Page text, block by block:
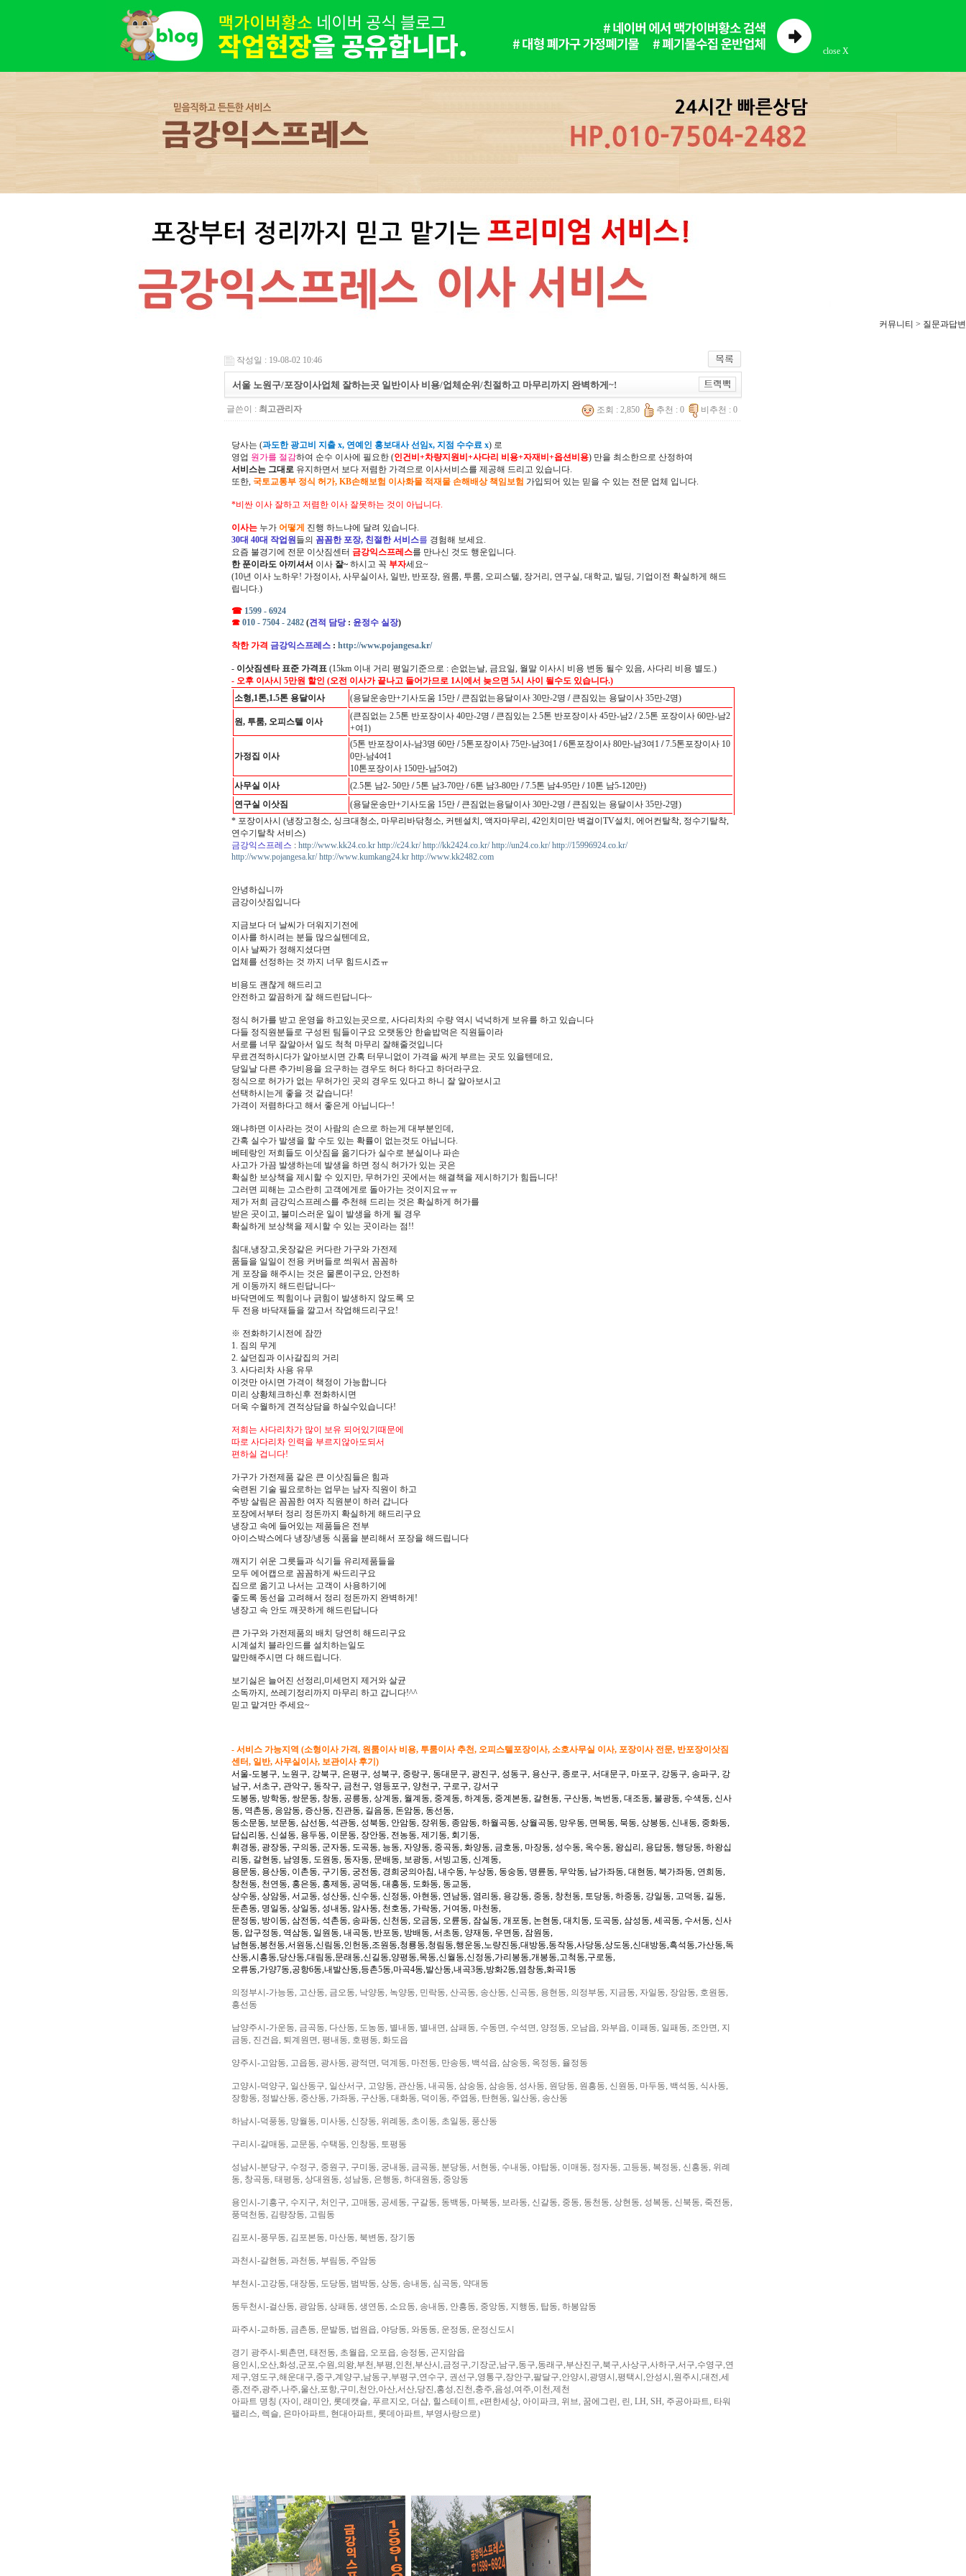
close X
커뮤니티 > 질문과답변
작성일 : 19-08-02 10:46
서울 노원구/포장이사업체 잘하는곳 일반이사 비용/업체순위/친절하고 마무리까지 완벽하게~!
글쓴이 : 최고관리자 조회 : 2,850 추천 : 0 비추천 : 0
당사는 (과도한 광고비 지출 x, 연예인 홍보대사 선임x, 지점 수수료 x) 로
영업 원가를 절감하여 순수 이사에 필요한 (인건비+차량지원비+사다리 비용+자재비+옵션비용) 만을 최소한으로 산정하여
서비스는 그대로 유지하면서 보다 저렴한 가격으로 이사서비스를 제공해 드리고 있습니다.
또한, 국토교통부 정식 허가, KB손해보험 이사화물 적재물 손해배상 책임보험 가입되어 있는 믿을 수 있는 전문 업체 입니다.
*비싼 이사 잘하고 저렴한 이사 잘못하는 것이 아닙니다.
이사는 누가 어떻게 진행 하느냐에 달려 있습니다.
30대 40대 작업원들의 꼼꼼한 포장, 친절한 서비스를 경험해 보세요.
요즘 불경기에 전문 이삿짐센터 금강익스프레스를 만나신 것도 행운입니다.
한 푼이라도 아끼셔서 이사 잘~ 하시고 꼭 부자세요~
(10년 이사 노하우! 가정이사, 사무실이사, 일반, 반포장, 원룸, 투룸, 오피스텔, 장거리, 연구실, 대학교, 빌딩, 기업이전 확실하게 해드
립니다.)
☎ 1599 - 6924
☎ 010 - 7504 - 2482 (견적 담당 : 윤정수 실장)
착한 가격 금강익스프레스 : http://www.pojangesa.kr/
- 이삿짐센타 표준 가격표 (15km 이내 거리 평일기준으로 : 손없는날, 금요일, 월말 이사시 비용 변동 될수 있음, 사다리 비용 별도.)
- 오후 이사시 5만원 할인 (오전 이사가 끝나고 들어가므로 1시에서 늦으면 5시 사이 될수도 있습니다.)
소형,1톤,1.5톤 용달이사
(용달운송만+기사도움 15만 /큰짐없는용달이사 30만-2명 /큰짐있는 용달이사 35만-2명)
원, 투룸, 오피스텔 이사
(큰짐없는 2.5톤 반포장이사 40만-2명 /큰짐있는 2.5톤 반포장이사 45만-남2 /2.5톤 포장이사 60만-남2
+여1)
가정집 이사
(5톤 반포장이사-남3명 60만 /5톤포장이사 75만-남3여1 /6톤포장이사 80만-남3여1 /7.5톤포장이사 10
0만-남4여1
10톤포장이사 150만-남5여2)
사무실 이사
(2.5톤 남2- 50만 /5톤 남3-70만 /6톤 남3-80만 /7.5톤 남4-95만 /10톤 남5-120만)
연구실 이삿짐
(용달운송만+기사도움 15만 /큰짐없는용달이사 30만-2명 /큰짐있는 용달이사 35만-2명)
* 포장이사시 (냉장고청소, 싱크대청소, 마무리바닦청소, 커텐설치, 액자마무리, 42인치미만 벽걸이TV설치, 에어컨탈착, 정수기탈착,
연수기탈착 서비스)
금강익스프레스 : http://www.kk24.co.kr http://c24.kr/ http://kk2424.co.kr/ http://un24.co.kr/ http://15996924.co.kr/
http://www.pojangesa.kr/ http://www.kumkang24.kr http://www.kk2482.com
안녕하십니까
금강이삿짐입니다
지금보다 더 날씨가 더워지기전에
이사를 하시려는 분들 많으실텐데요,
이사 날짜가 정해지셨다면
업체를 선정하는 것 까지 너무 힘드시죠ㅠ
​비용도 괜찮게 해드리고
안전하고 깔끔하게 잘 해드린답니다~
정식 허가를 받고 운영을 하고있는곳으로, 사다리차의 수량 역시 넉넉하게 보유를 하고 있습니다
다들 정직원분들로 구성된 팀들이구요 오랫동안 한솥밥먹은 직원들이라
서로를 너무 잘알아서 일도 척척 마무리 잘해줄것입니다
무료견적하시다가 알아보시면 간혹 터무니없이 가격을 싸게 부르는 곳도 있을텐데요,
당일날 다른 추가비용을 요구하는 경우도 허다 하다고 하더라구요.
정식으로 허가가 없는 무허가인 곳의 경우도 있다고 하니 잘 알아보시고
선택하시는게 좋을 것 같습니다!
가격이 저렴하다고 해서 좋은게 아닙니다~!
왜냐하면 이사라는 것이 사람의 손으로 하는게 대부분인데,
간혹 실수가 발생을 할 수도 있는 확률이 없는것도 아닙니다.
베테랑인 저희들도 이삿짐을 옮기다가 실수로 분실이나 파손
사고가 가끔 발생하는데 발생을 하면 정식 허가가 있는 곳은
확실한 보상책을 제시할 수 있지만, 무허가인 곳에서는 해결책을 제시하기가 힘듭니다!
그러면 피해는 고스란히 고객에게로 돌아가는 것이지요ㅠㅠ
제가 저희 금강익스프레스를 추천해 드리는 것은 확실하게 허가를
받은 곳이고, 불미스러운 일이 발생을 하게 될 경우
확실하게 보상책을 제시할 수 있는 곳이라는 점!!
침대,냉장고,옷장같은 커다란 가구와 가전제
품들을 일일이 전용 커버들로 씌워서 꼼꼼하
게 포장을 해주시는 것은 물론이구요, 안전하
게 이동까지 해드린답니다~
바닥면에도 찍힘이나 긁힘이 발생하지 않도록 모
두 전용 바닥재들을 깔고서 작업해드리구요!
※ 전화하기시전에 잠깐
1. 짐의 무게
2. 살던집과 이사갈집의 거리
3. 사다리차 사용 유무
이것만 아시면 가격이 책정이 가능합니다
미리 상황체크하신후 전화하시면
더욱 수월하게 견적상담을 하실수있습니다!
저희는 사다리차가 많이 보유 되어있기때문에
따로 사다리차 인력을 부르지않아도되서
편하실 겁니다!
가구가 가전제품 같은 큰 이삿짐들은 힘과
숙련된 기술 필요로하는 업무는 남자 직원이 하고
주방 살림은 꼼꼼한 여자 직원분이 하러 갑니다
포장에서부터 정리 정돈까지 확실하게 해드리구요
냉장고 속에 들어있는 제품들은 전부
아이스박스에다 냉장/냉동 식품을 분리해서 포장을 해드립니다
깨지기 쉬운 그릇들과 식기들 유리제품들을
모두 에어캡으로 꼼꼼하게 싸드리구요
집으로 옮기고 나서는 고객이 사용하기에
좋도록 동선을 고려해서 정리 정돈까지 완벽하게!
냉장고 속 안도 깨끗하게 해드린답니다
큰 가구와 가전제품의 배치 당연히 해드리구요
시계설치 블라인드를 설치하는일도
말만해주시면 다 해드립니다.
보기싫은 늘어진 선정리,미세먼지 제거와 살균
소독까지, 쓰레기정리까지 마무리 하고 갑니다!^^
믿고 맡겨만 주세요~
- 서비스 가능지역 (소형이사 가격, 원룸이사 비용, 투룸이사 추천, 오피스텔포장이사, 소호사무실 이사, 포장이사 전문, 반포장이삿짐
센터, 일반, 사무실이사, 보관이사 후기)
서울-도봉구, 노원구, 강북구, 은평구, 성북구, 중랑구, 동대문구, 광진구, 성동구, 용산구, 종로구, 서대문구, 마포구, 강동구, 송파구, 강
남구, 서초구, 관악구, 동작구, 금천구, 영등포구, 양천구, 구로구, 강서구
도봉동, 방학동, 쌍문동, 창동, 공릉동, 상계동, 월계동, 중계동, 하계동, 중계본동, 갈현동, 구산동, 녹번동, 대조동, 불광동, 수색동, 신사
동, 역촌동, 응암동, 증산동, 진관동, 길음동, 돈암동, 동선동,
동소문동, 보문동, 삼선동, 석관동, 성북동, 안암동, 장위동, 종암동, 하월곡동, 상월곡동, 망우동, 면목동, 묵동, 상봉동, 신내동, 중화동,
답십리동, 신설동, 용두동, 이문동, 장안동, 전농동, 제기동, 회기동,
휘경동, 광장동, 구의동, 군자동, 도곡동, 능동, 자양동, 중곡동, 화양동, 금호동, 마장동, 성수동, 옥수동, 왕십리, 용답동, 행당동, 하왕십
리동, 갈현동, 남영동, 도원동, 동자동, 문배동, 보광동, 서빙고동, 신계동,
용문동, 용산동, 이촌동, 구기동, 궁전동, 경희궁의아침, 내수동, 누상동, 동숭동, 명륜동, 무악동, 남가좌동, 대현동, 북가좌동, 연희동,
창천동, 천연동, 홍은동, 홍제동, 공덕동, 대흥동, 도화동, 동교동,
상수동, 상암동, 서교동, 성산동, 신수동, 신정동, 아현동, 연남동, 염리동, 용강동, 중동, 창천동, 토당동, 하중동, 강일동, 고덕동, 길동,
둔촌동, 명일동, 상일동, 성내동, 암사동, 천호동, 가락동, 거여동, 마천동,
문정동, 방이동, 삼전동, 석촌동, 송파동, 신천동, 오금동, 오륜동, 잠실동, 개포동, 논현동, 대치동, 도곡동, 삼성동, 세곡동, 수서동, 신사
동, 압구정동, 역삼동, 일원동, 내곡동, 반포동, 방배동, 서초동, 양재동, 우면동, 잠원동,
남현동,봉천동,서원동,신림동,인헌동,조원동,청룡동,청림동,행운동,노량진동,대방동,동작동,사당동,상도동,신대방동,흑석동,가산동,독
산동,시흥동,당산동,대림동,문래동,신길동,양평동,목동,신월동,신정동,가리봉동,개봉동,고척동,구로동,
오류동,가양7동,공항6동,내발산동,등촌5동,마곡4동,발산동,내곡3동,방화2동,염창동,화곡1동
의정부시-가능동, 고산동, 금오동, 낙양동, 녹양동, 민락동, 산곡동, 송산동, 신곡동, 용현동, 의정부동, 지금동, 자일동, 장암동, 호원동,
흥선동
남양주시-가운동, 금곡동, 다산동, 도농동, 별내동, 별내면, 삼패동, 수동면, 수석면, 양정동, 오남읍, 와부읍, 이패동, 일패동, 조안면, 지
금동, 진건읍, 퇴계원면, 평내동, 호평동, 화도읍
양주시-고암동, 고읍동, 광사동, 광적면, 덕계동, 마전동, 만송동, 백석읍, 삼숭동, 옥정동, 율정동
고양시-덕양구, 일산동구, 일산서구, 고양동, 관산동, 내곡동, 삼숭동, 삼송동, 성사동, 원당동, 원흥동, 신원동, 마두동, 백석동, 식사동,
장항동, 정발산동, 중산동, 가좌동, 구산동, 대화동, 덕이동, 주엽동, 탄현동, 일산동, 송산동
하남시-덕풍동, 망월동, 미사동, 신장동, 위례동, 초이동, 초일동, 풍산동
구리시-갈매동, 교문동, 수택동, 인창동, 토평동
성남시-분당구, 수정구, 중원구, 구미동, 궁내동, 금곡동, 분당동, 서현동, 수내동, 야탑동, 이매동, 정자동, 고등동, 복정동, 신흥동, 위례
동, 창곡동, 태평동, 상대원동, 성남동, 은행동, 하대원동, 중앙동
용인시-기흥구, 수지구, 처인구, 고매동, 공세동, 구갈동, 동백동, 마북동, 보라동, 신갈동, 중동, 동천동, 상현동, 성복동, 신북동, 죽전동,
풍덕천동, 김량장동, 고림동
김포시-풍무동, 김포본동, 마산동, 북변동, 장기동
과천시-갈현동, 과천동, 부림동, 주암동
부천시-고강동, 대장동, 도당동, 범박동, 상동, 송내동, 심곡동, 약대동
동두천시-걸산동, 광암동, 상패동, 생연동, 소요동, 송내동, 안흥동, 중앙동, 지행동, 탑동, 하봉암동
파주시-교하동, 금촌동, 문발동, 법원읍, 야당동, 와동동, 운정동, 운정신도시
경기 광주시-퇴촌면, 태전동, 초월읍, 오포읍, 송정동, 곤지암읍
용인시,오산,화성,군포,수원,의왕,부천,부평,인천,부산시,금정구,기장군,남구,동구,동래구,부산진구,북구,사상구,사하구,서구,수영구,연
제구,영도구,해운대구,중구,계양구,남동구,부평구,연수구, 권선구,영통구,장안구,팔달구,안양시,광명시,평택시,안성시,원주시,대전,세
종,전주,광주,나주,울산,포항,구미,천안,아산,서산,당진,홍성,진천,충주,음성,여주,이천,제천
아파트 명칭 (자이, 래미안, 롯데캣슬, 푸르지오, 더샵, 힐스테이트, e편한세상, 아이파크, 위브, 꿈에그린, 린, LH, SH, 주공아파트, 타워
팰리스, 렉슬, 은마아파트, 현대아파트, 롯데아파트, 부영사랑으로)